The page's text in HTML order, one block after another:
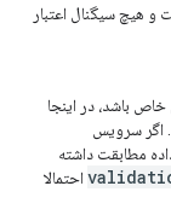
هیچ سیگنال اعتبار
باشد، در اینجا
اگر سرویس
مطابقت داشته
احتمالا